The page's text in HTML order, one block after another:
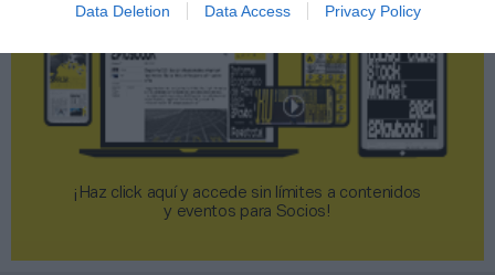
Data Deletion Data Access Privacy Policy
¡Haz click aquí y accede sin límites a contenidos
y eventos para Socios!​​​​​​​